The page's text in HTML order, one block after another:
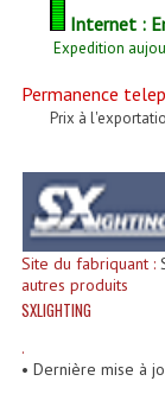
Internet :
Expedition
Permanence
Prix à
Site du fabriquant :
autres produits
SXLIGHTING
.
• Dernière mise à